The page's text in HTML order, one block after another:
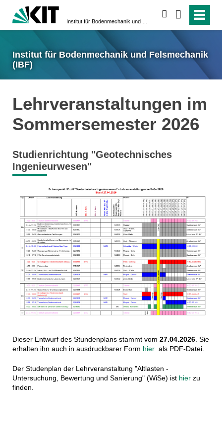
Institut für Bodenmechanik und Felsmechanik
(IBF)
Lehrveranstaltungen im
Sommersemester 2026
Studienrichtung "Geotechnisches
Ingenieurwesen"
Dieser Entwurf des Stundenplans stammt vom 27.04.2026. Sie
erhalten ihn auch in ausdruckbarer Form hier als PDF-Datei.
Der Studenplan der Lehrveranstaltung "Altlasten -
Untersuchung, Bewertung und Sanierung" (WiSe) ist hierzu
finden.